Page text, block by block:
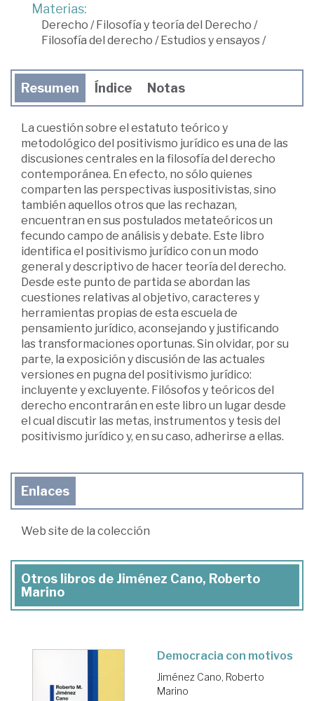
Materias:
Derecho /Filosofía y teoría del Derecho /
Filosofía del derecho /Estudios y ensayos /
Resumen Índice Notas
La cuestión sobre el estatuto teórico y
metodológico del positivismo jurídico es una de las
discusiones centrales en la filosofía del derecho
contemporánea. En efecto, no sólo quienes
comparten las perspectivas iuspositivistas, sino
también aquellos otros que las rechazan,
encuentran en sus postulados metateóricos un
fecundo campo de análisis y debate. Este libro
identifica el positivismo jurídico con un modo
general y descriptivo de hacer teoría del derecho.
Desde este punto de partida se abordan las
cuestiones relativas al objetivo, caracteres y
herramientas propias de esta escuela de
pensamiento jurídico, aconsejando y justificando
las transformaciones oportunas. Sin olvidar, por su
parte, la exposición y discusión de las actuales
versiones en pugna del positivismo jurídico:
incluyente y excluyente. Filósofos y teóricos del
derecho encontrarán en este libro un lugar desde
el cual discutir las metas, instrumentos y tesis del
positivismo jurídico y, en su caso, adherirse a ellas.
Enlaces
Web site de la colección
Otros libros de Jiménez Cano, Roberto
Marino
Democracia con motivos
Jiménez Cano, Roberto
Marino